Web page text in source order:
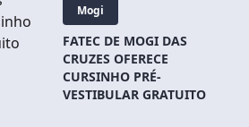
Mogi
FATEC DE MOGI DAS
CRUZES OFERECE
CURSINHO PRÉ-
VESTIBULAR GRATUITO